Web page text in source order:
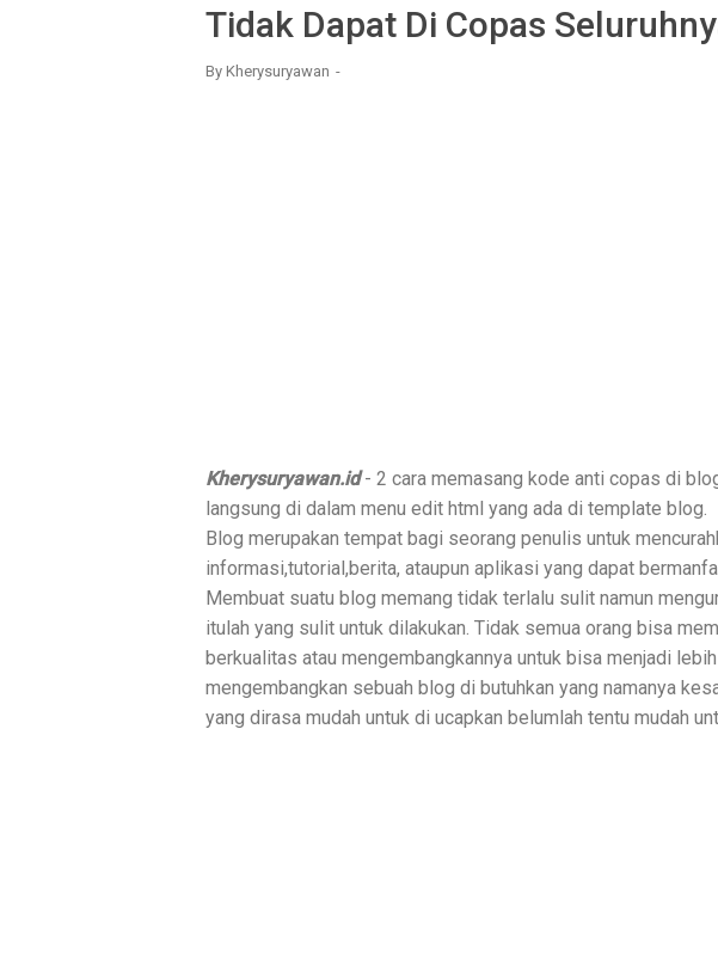
Tidak Dapat Di Copas
By Kherysuryawan
Kherysuryawan.id- 2 cara memasang kode anti copas di
langsung di dalam menu edit html yang ada di template blog.
Blog merupakan tempat bagi seorang penulis untuk
informasi,tutorial,berita, ataupun aplikasi yang dapat
Membuat suatu blog memang tidak terlalu sulit namun
itulah yang sulit untuk dilakukan. Tidak semua orang bisa
berkualitas atau mengembangkannya untuk bisa menjadi
mengembangkan sebuah blog di butuhkan yang namanya
yang dirasa mudah untuk di ucapkan belumlah tentu mudah